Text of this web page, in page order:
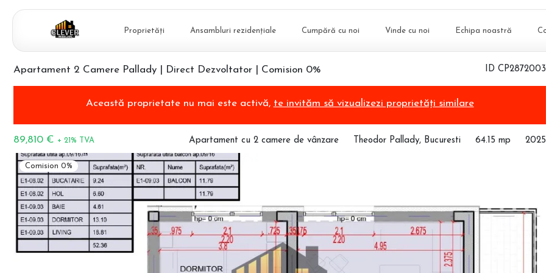
Proprietăți Ansambluri rezidențiale Cumpără cu noi Vinde cu noi Echipa noastră
ID CP2872003
Apartament 2 Camere Pallady | Direct Dezvoltator | Comision 0%
Această proprietate nu mai este activă, te invităm să vizualizezi proprietăți similare
89,810 € + 21% TVA Apartament cu 2 camere de vânzare Theodor Pallady, Bucuresti 64.15 mp 2025
Comision 0%